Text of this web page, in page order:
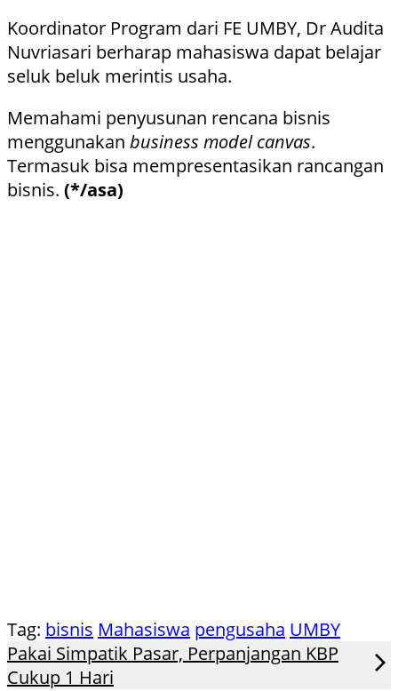
Koordinator Program dari FE UMBY, Dr Audita
Nuvriasari berharap mahasiswa dapat belajar
seluk beluk merintis usaha.
Memahami penyusunan rencana bisnis
menggunakan business model canvas.
Termasuk bisa mempresentasikan rancangan
bisnis. (*/asa)
Tag: bisnis Mahasiswa pengusaha UMBY
Pakai Simpatik Pasar, Perpanjangan KBP
Cukup 1 Hari